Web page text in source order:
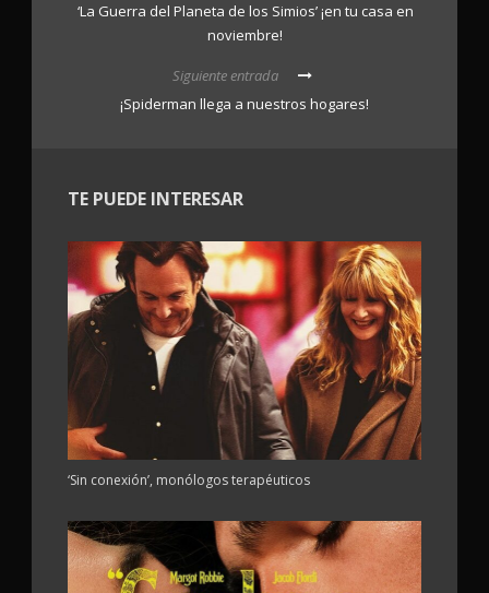
‘La Guerra del Planeta de los Simios’ ¡en tu casa en
noviembre!
Siguiente entrada
¡Spiderman llega a nuestros hogares!
TE PUEDE INTERESAR
‘Sin conexión’, monólogos terapéuticos